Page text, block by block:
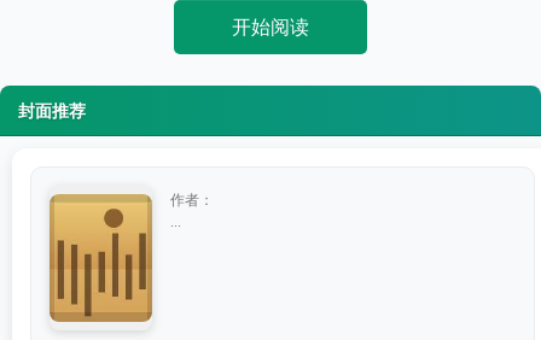
开始阅读
封面推荐
作者：